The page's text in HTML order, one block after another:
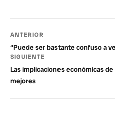
ANTERIOR
“Puede ser bastante confuso a
SIGUIENTE
Las implicaciones económicas
mejores